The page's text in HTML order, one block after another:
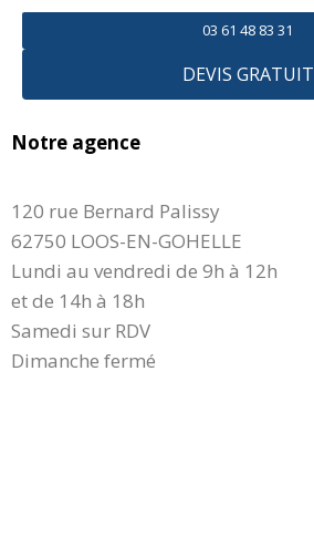
03 61 48 83 31
DEVIS GRATUIT
Notre agence
120 rue Bernard Palissy
62750 LOOS-EN-GOHELLE
Lundi au vendredi de 9h à 12h
et de 14h à 18h
Samedi sur RDV
Dimanche fermé